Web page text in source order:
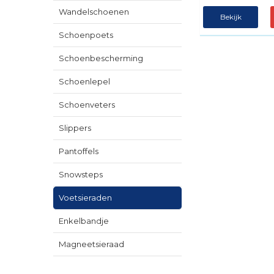
Wandelschoenen
Schoenpoets
Schoenbescherming
Schoenlepel
Schoenveters
Slippers
Pantoffels
Snowsteps
Voetsieraden
Enkelbandje
Magneetsieraad
Bekijk